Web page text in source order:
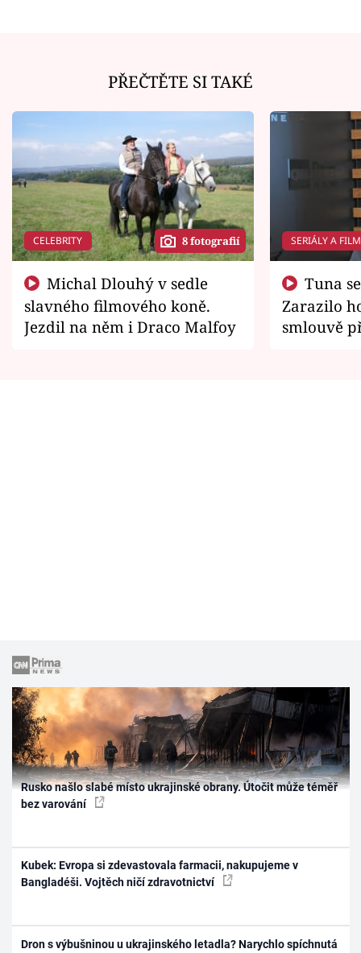
PŘEČTĚTE SI TAKÉ
CELEBRITY 8 fotografií
slavného filmového koně.
Jezdil na něm i Draco Malfoy
SERIÁLY A
Zarazilo
smlouvě
Rusko našlo slabé místo ukrajinské obrany. Útočit může téměř
bez varování
Kubek: Evropa si zdevastovala farmacii, nakupujeme v
Bangladéši. Vojtěch ničí zdravotnictví
Dron s výbušninou u ukrajinského letadla? Narychlo spíchnutá